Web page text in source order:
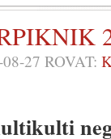
27 ROVAT: